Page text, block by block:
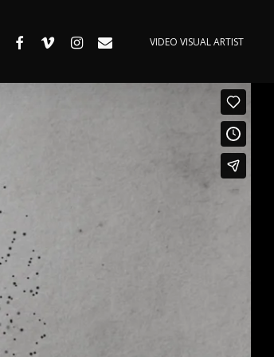
FACEBOOK
VIMEO INSTAGRAM
EMAIL VIDEO VISUAL ARTIST